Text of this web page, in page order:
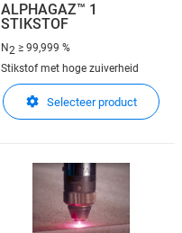
ALPHAGAZ™ 1
STIKSTOF
N2 ≥ 99,999 %
Stikstof met hoge zuiverheid
Selecteer product